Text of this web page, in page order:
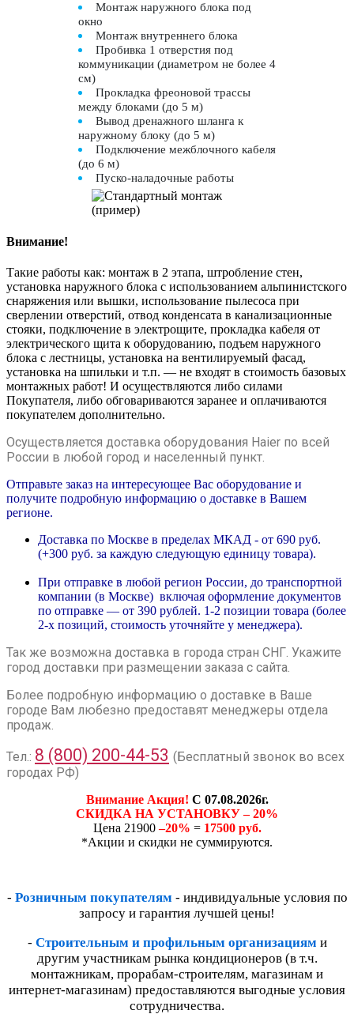
Монтаж наружного блока под
окно
Монтаж внутреннего блока
Пробивка 1 отверстия под
коммуникации (диаметром не более 4
см)
Прокладка фреоновой трассы
между блоками (до 5 м)
Вывод дренажного шланга к
наружному блоку (до 5 м)
Подключение межблочного кабеля
(до 6 м)
Пуско-наладочные работы
Внимание!
Такие работы как: монтаж в 2 этапа, штробление стен,
установка наружного блока с использованием альпинистского
снаряжения или вышки, использование пылесоса при
сверлении отверстий, отвод конденсата в канализационные
стояки, подключение в электрощите, прокладка кабеля от
электрического щита к оборудованию, подъем наружного
блока с лестницы, установка на вентилируемый фасад,
установка на шпильки и т.п. — не входят в стоимость базовых
монтажных работ! И осуществляются либо силами
Покупателя, либо обговариваются заранее и оплачиваются
покупателем дополнительно.
Осуществляется доставка оборудования Haier по всей
России в любой город и населенный пункт.
Отправьте заказ на интересующее Вас оборудование и
получите подробную информацию о доставке в Вашем
регионе.
Доставка по Москве в пределах МКАД - от 690 руб.
(+300 руб. за каждую следующую единицу товара).
При отправке в любой регион России, до транспортной
компании (в Москве) включая оформление документов
по отправке — от 390 рублей. 1-2 позиции товара (более
2-х позиций, стоимость уточняйте у менеджера).
Так же возможна доставка в города стран СНГ. Укажите
город доставки при размещении заказа с сайта.
Более подробную информацию о доставке в Ваше
городе Вам любезно предоставят менеджеры отдела
продаж.
Тел.: 8 (800) 200-44-53 (Бесплатный звонок во всех
городах РФ)
Внимание Акция! С 07.08.2026г.
СКИДКА НА УСТАНОВКУ – 20%
Цена 21900–20% = 17500 руб.
*Акции и скидки не суммируются.
- Розничным покупателям - индивидуальные условия по
запросу и гарантия лучшей цены!
- Строительным и профильным организациям и
другим участникам рынка кондиционеров (в т.ч.
монтажникам, прорабам-строителям, магазинам и
интернет-магазинам) предоставляются выгодные условия
сотрудничества.